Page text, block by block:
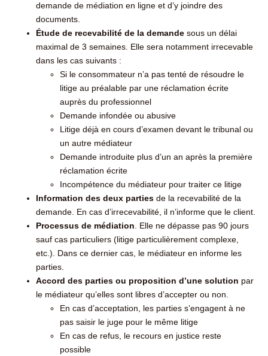
demande de médiation en ligne et d’y joindre des
documents.
Étude de recevabilité de la demandesous un délai
maximal de 3 semaines. Elle sera notamment irrecevable
dans les cas suivants :
Si le consommateur n’a pas tenté de résoudre le
litige au préalable par une réclamation écrite
auprès du professionnel
Demande infondée ou abusive
Litige déjà en cours d’examen devant le tribunal ou
un autre médiateur
Demande introduite plus d’un an après la première
réclamation écrite
Incompétence du médiateur pour traiter ce litige
Information des deux partiesde la recevabilité de la
demande. En cas d’irrecevabilité, il n’informe que le client.
Processus de médiation. Elle ne dépasse pas 90 jours
sauf cas particuliers (litige particulièrement complexe,
etc.). Dans ce dernier cas, le médiateur en informe les
parties.
Accord des parties ou proposition d’une solution par
le médiateur qu’elles sont libres d’accepter ou non.
En cas d’acceptation, les parties s’engagent à ne
pas saisir le juge pour le même litige
En cas de refus, le recours en justice reste
possible